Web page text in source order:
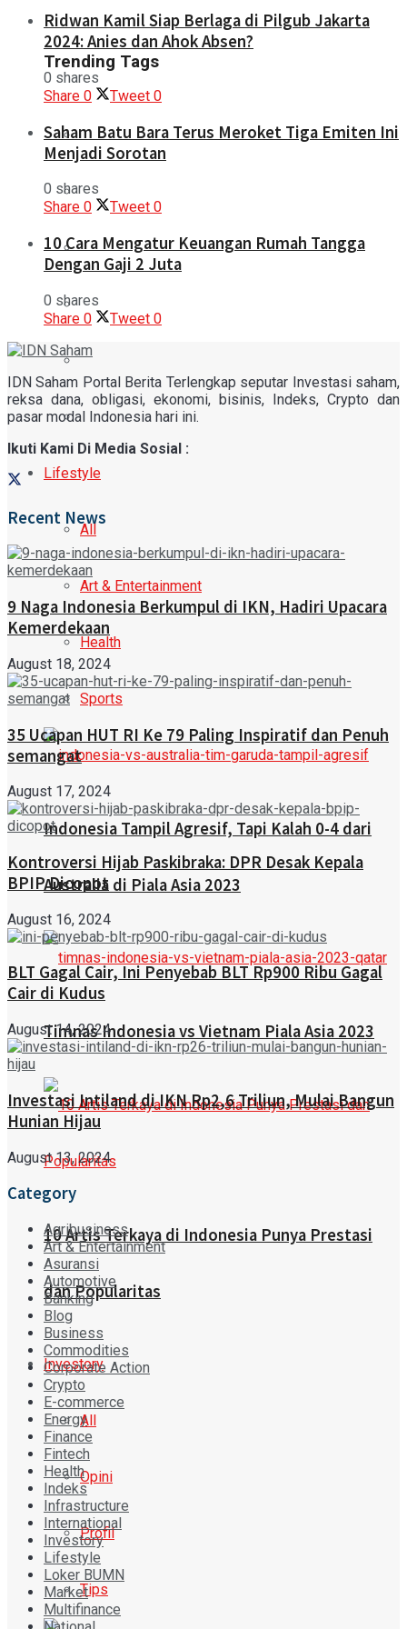
Trending Tags
Lifestyle
All
Art & Entertainment
Health
Sports
Indonesia Tampil Agresif, Tapi Kalah 0-4 dari
Australia di Piala Asia 2023
Timnas Indonesia vs Vietnam Piala Asia 2023
10 Artis Terkaya di Indonesia Punya Prestasi
dan Popularitas
Investory
All
Opini
Profil
Tips
Ridwan Kamil Siap Berlaga di Pilgub Jakarta
2024: Anies dan Ahok Absen?
0 shares
Share 0 Tweet 0
Saham Batu Bara Terus Meroket Tiga Emiten Ini
Menjadi Sorotan
0 shares
Share 0 Tweet 0
10 Cara Mengatur Keuangan Rumah Tangga
Dengan Gaji 2 Juta
0 shares
Share 0 Tweet 0
IDN Saham Portal Berita Terlengkap seputar Investasi saham,
reksa dana, obligasi, ekonomi, bisinis, Indeks, Crypto dan
pasar modal Indonesia hari ini.
Ikuti Kami Di Media Sosial :
Recent News
9 Naga Indonesia Berkumpul di IKN, Hadiri Upacara
Kemerdekaan
August 18, 2024
35 Ucapan HUT RI Ke 79 Paling Inspiratif dan Penuh
semangat
August 17, 2024
Kontroversi Hijab Paskibraka: DPR Desak Kepala
BPIP Dicopot
August 16, 2024
BLT Gagal Cair, Ini Penyebab BLT Rp900 Ribu Gagal
Cair di Kudus
August 14, 2024
Investasi Intiland di IKN Rp2,6 Triliun, Mulai Bangun
Hunian Hijau
August 13, 2024
Category
Agribusiness
Art & Entertainment
Asuransi
Automotive
Banking
Blog
Business
Commodities
Corporate Action
Crypto
E-commerce
Energy
Finance
Fintech
Health
Indeks
Infrastructure
International
Investory
Lifestyle
Loker BUMN
Market
Multifinance